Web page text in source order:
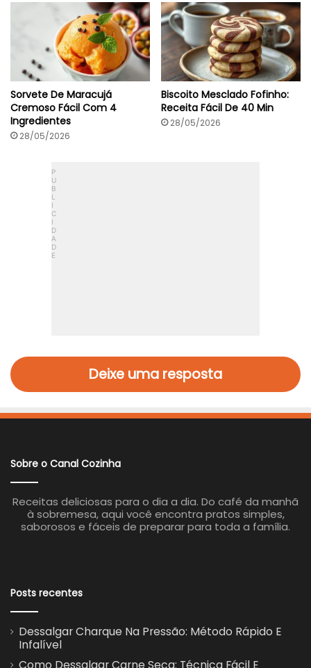
Sorvete De Maracujá
Cremoso Fácil Com 4
Ingredientes
28/05/2026
Biscoito Mesclado Fofinho:
Receita Fácil De 40 Min
28/05/2026
Deixe uma resposta
Sobre o Canal Cozinha
Receitas deliciosas para o dia a dia. Do café da manhã
à sobremesa, aqui você encontra pratos simples,
saborosos e fáceis de preparar para toda a família.
Posts recentes
Dessalgar Charque Na Pressão: Método Rápido E
Infalível
Como Dessalgar Carne Seca: Técnica Fácil E